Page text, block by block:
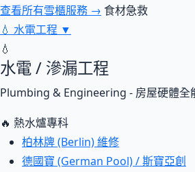
查看所有雪櫃服務 → 食材急救
💧 水電工程 ▼
💧
水電 / 滲漏工程
Plumbing & Engineering - 房屋硬體全
🔥 熱水爐專科
柏林牌 (Berlin) 維修
德國寶 (German Pool) / 斯寶亞創